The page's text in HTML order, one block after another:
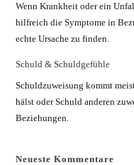
Wenn Krankheit oder ein
hilfreich die Symptome in
echte Ursache zu finden.
Schuld & Schuldgefühle
Schuldzuweisung kommt
hälst oder Schuld anderen
Beziehungen.
Neueste Kommentare